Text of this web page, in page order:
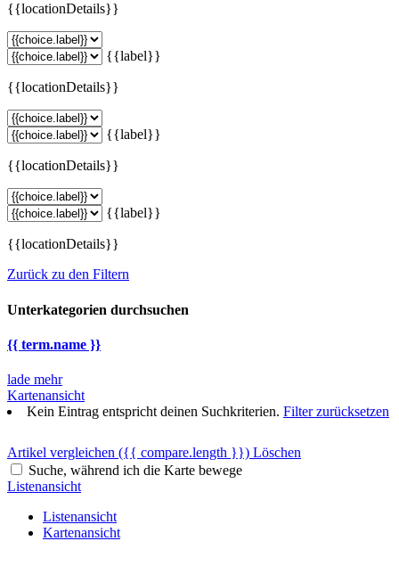
{{locationDetails}}
{{label}}
{{locationDetails}}
{{label}}
{{locationDetails}}
{{label}}
{{locationDetails}}
Zurück zu den Filtern
Unterkategorien durchsuchen
{{ term.name }}
lade mehr
Kartenansicht
Kein Eintrag entspricht deinen Suchkriterien. Filter zurücksetzen
Artikel vergleichen ({{ compare.length }}) Löschen
Suche, während ich die Karte bewege
Listenansicht
Listenansicht
Kartenansicht